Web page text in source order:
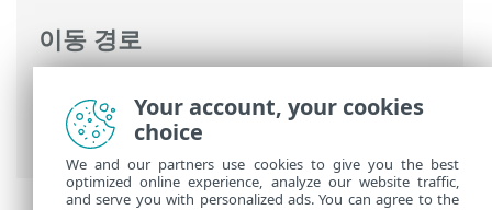
이동 경로
Security >ESET Small Business Security
운용>고급 설정>
Your account, your cookies
choice
We and our partners use cookies to give you the best
optimized online experience, analyze our website traffic,
and serve you with personalized ads. You can agree to the